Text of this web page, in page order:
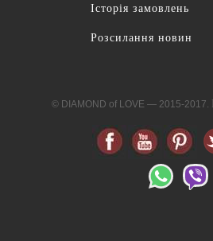
Історія замовлень
Розсилання новин
© DIAMOND of LOVE — 2015-2017.